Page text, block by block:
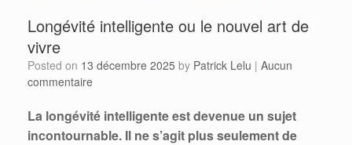
Longévité intelligente ou le nouvel art de
vivre
Posted on 13 décembre 2025 by Patrick Lelu | Aucun
commentaire
La longévité intelligente est devenue un sujet
incontournable. Il ne s’agit plus seulement de